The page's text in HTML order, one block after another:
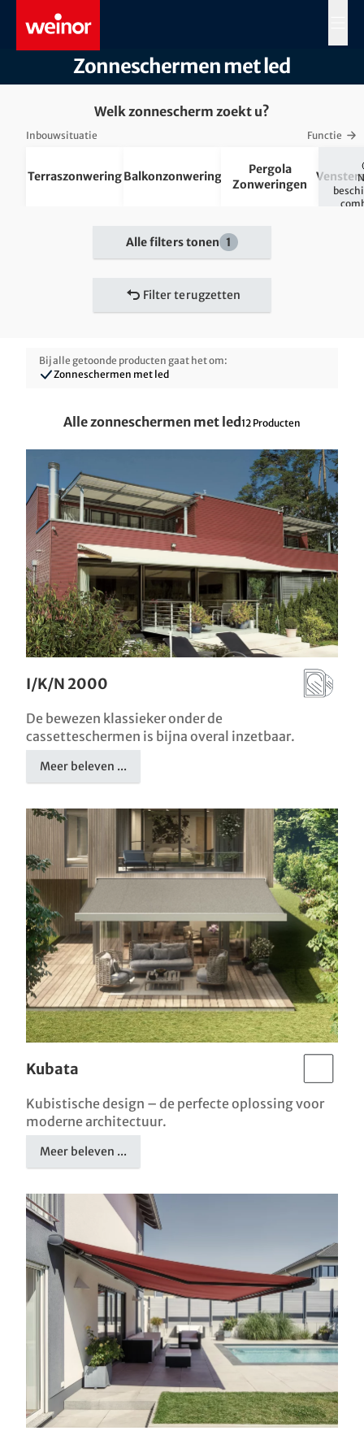
Skip to main content
Zonneschermen met led
Welk zonnescherm zoekt u?
Functie
Inbouwsituatie
TerraszonweringBalkonzonwering
Pergola
Zonweringen
Alle filters tonen 1
Filter terugzetten
Alle zonneschermen met led 12 Producten
Bij alle getoonde producten gaat het om:
Zonneschermen met led
I/K/N 2000
De bewezen klassieker onder de
cassetteschermen is bijna overal inzetbaar.
Meer beleven ...
Kubata
Kubistische design – de perfecte oplossing voor
moderne architectuur.
Meer beleven ...